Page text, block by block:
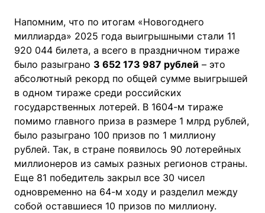
Напомним, что по итогам «Новогоднего
миллиарда» 2025 года выигрышными стали 11
920 044 билета, а всего в праздничном тираже
было разыграно 3 652 173 987 рублей – это
абсолютный рекорд по общей сумме выигрышей
в одном тираже среди российских
государственных лотерей. В 1604-м тираже
помимо главного приза в размере 1 млрд рублей,
было разыграно 100 призов по 1 миллиону
рублей. Так, в стране появилось 90 лотерейных
миллионеров из самых разных регионов страны.
Еще 81 победитель закрыл все 30 чисел
одновременно на 64-м ходу и разделил между
собой оставшиеся 10 призов по миллиону.